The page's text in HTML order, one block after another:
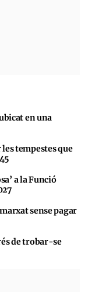
en una
tempestes que
a la Funció
sense pagar
de trobar-se